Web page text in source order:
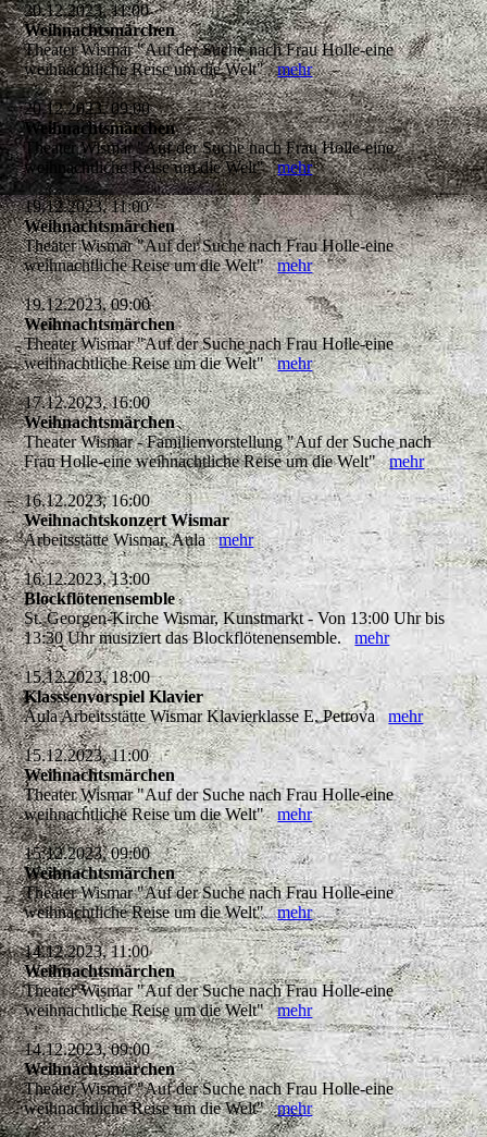
20.12.2023, 11:00
Weihnachtsmärchen
Theater Wismar "Auf der Suche nach Frau Holle-eine
weihnachtliche Reise um die Welt"mehr
20.12.2023, 09:00
Weihnachtsmärchen
Theater Wismar "Auf der Suche nach Frau Holle-eine
weihnachtliche Reise um die Welt"mehr
19.12.2023, 11:00
Weihnachtsmärchen
Theater Wismar "Auf der Suche nach Frau Holle-eine
weihnachtliche Reise um die Welt"mehr
19.12.2023, 09:00
Weihnachtsmärchen
Theater Wismar "Auf der Suche nach Frau Holle-eine
weihnachtliche Reise um die Welt"mehr
17.12.2023, 16:00
Weihnachtsmärchen
Theater Wismar - Familienvorstellung "Auf der Suche nach
Frau Holle-eine weihnachtliche Reise um die Welt"mehr
16.12.2023, 16:00
Weihnachtskonzert Wismar
Arbeitsstätte Wismar, Aulamehr
16.12.2023, 13:00
Blockflötenensemble
St. Georgen-Kirche Wismar, Kunstmarkt - Von 13:00 Uhr bis
13:30 Uhr musiziert das Blockflötenensemble.mehr
15.12.2023, 18:00
Klasssenvorspiel Klavier
Aula Arbeitsstätte Wismar Klavierklasse E. Petrovamehr
15.12.2023, 11:00
Weihnachtsmärchen
Theater Wismar "Auf der Suche nach Frau Holle-eine
weihnachtliche Reise um die Welt"mehr
15.12.2023, 09:00
Weihnachtsmärchen
Theater Wismar "Auf der Suche nach Frau Holle-eine
weihnachtliche Reise um die Welt"mehr
14.12.2023, 11:00
Weihnachtsmärchen
Theater Wismar "Auf der Suche nach Frau Holle-eine
weihnachtliche Reise um die Welt"mehr
14.12.2023, 09:00
Weihnachtsmärchen
Theater Wismar "Auf der Suche nach Frau Holle-eine
weihnachtliche Reise um die Welt"mehr